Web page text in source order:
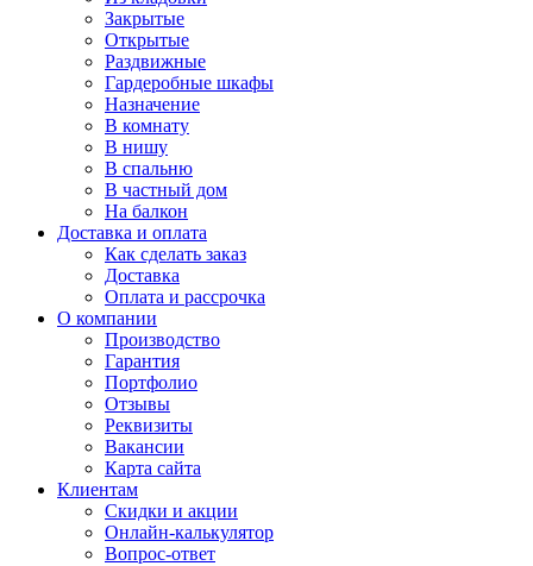
Закрытые
Открытые
Раздвижные
Гардеробные шкафы
Назначение
В комнату
В нишу
В спальню
В частный дом
На балкон
Доставка и оплата
Как сделать заказ
Доставка
Оплата и рассрочка
О компании
Производство
Гарантия
Портфолио
Отзывы
Реквизиты
Вакансии
Карта сайта
Клиентам
Скидки и акции
Онлайн-калькулятор
Вопрос-ответ